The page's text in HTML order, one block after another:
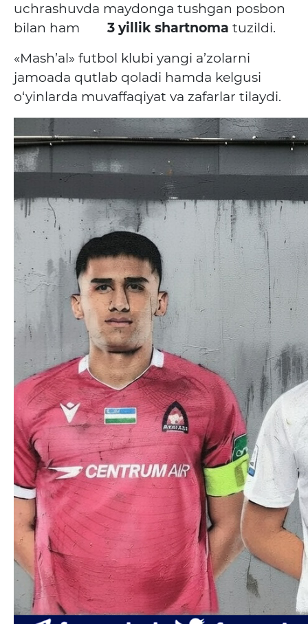
uchrashuvda maydonga tushgan posbon
bilan ham 3 yillik shartnoma tuzildi.
«Mash’al» futbol klubi yangi a’zolarni
jamoada qutlab qoladi hamda kelgusi
o‘yinlarda muvaffaqiyat va zafarlar tilaydi.